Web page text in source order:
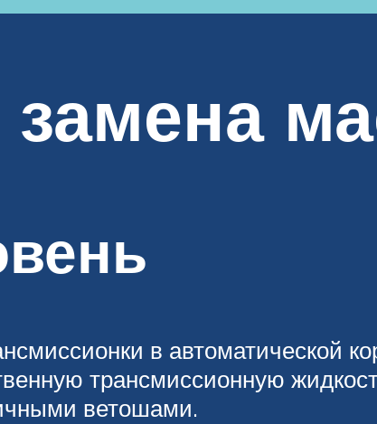
в автоматической
трансмиссионную
ветошами.